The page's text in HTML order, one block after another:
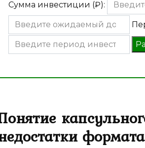
Сумма инвестиции (₽):
формата